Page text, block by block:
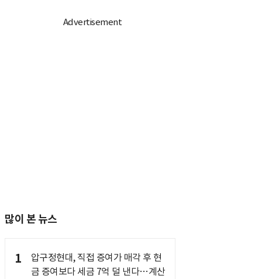
많이 본 뉴스
1
압구정현대, 직접 증여가 매각 후 현
금 증여보다 세금 7억 덜 낸다…계산